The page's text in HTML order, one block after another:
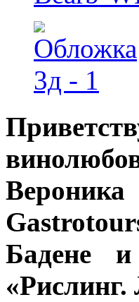
Бадене
«Рислинг.